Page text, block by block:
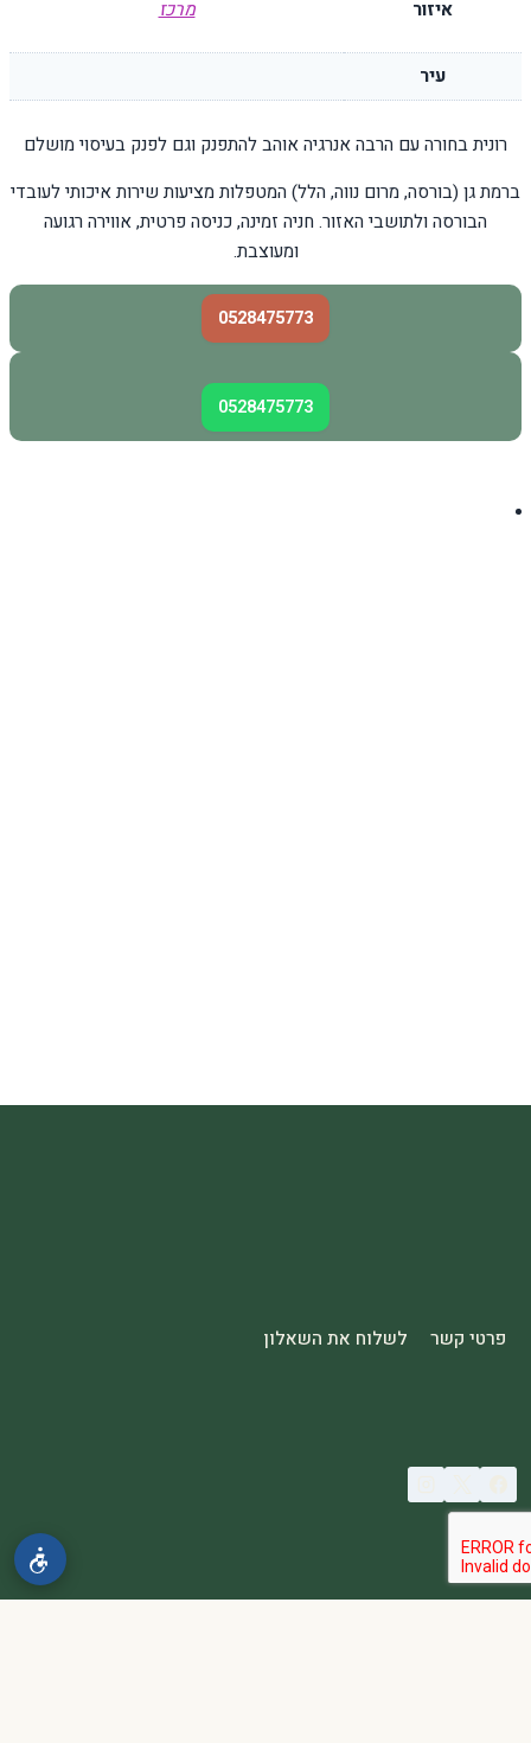
איזור מרכז
עיר
רונית בחורה עם הרבה אנרגיה אוהב להתפנק וגם לפנק בעיסוי מושלם
ברמת גן (בורסה, מרום נווה, הלל) המטפלות מציעות שירות איכותי לעובדי
הבורסה ולתושבי האזור. חניה זמינה, כניסה פרטית, אווירה רגועה
ומעוצבת.
0528475773
0528475773
פרטי קשר לשלוח את השאלון
© 2026 spa2000